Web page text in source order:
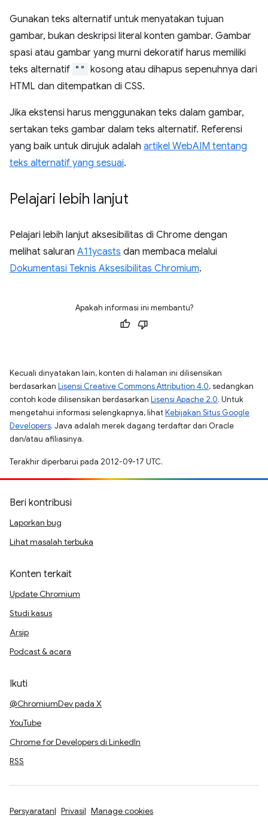
Gunakan teks alternatif untuk menyatakan tujuan
gambar, bukan deskripsi literal konten gambar. Gambar
spasi atau gambar yang murni dekoratif harus memiliki
teks alternatif "" kosong atau dihapus sepenuhnya dari
HTML dan ditempatkan di CSS.
Jika ekstensi harus menggunakan teks dalam gambar,
sertakan teks gambar dalam teks alternatif. Referensi
yang baik untuk dirujuk adalah artikel WebAIM tentang
teks alternatif yang sesuai.
Pelajari lebih lanjut
Pelajari lebih lanjut aksesibilitas di Chrome dengan
melihat saluran A11ycasts dan membaca melalui
Dokumentasi Teknis Aksesibilitas Chromium.
Apakah informasi ini membantu?
Kecuali dinyatakan lain, konten di halaman ini dilisensikan
berdasarkan Lisensi Creative Commons Attribution 4.0, sedangkan
contoh kode dilisensikan berdasarkan Lisensi Apache 2.0. Untuk
mengetahui informasi selengkapnya, lihatKebijakan Situs Google
Developers. Java adalah merek dagang terdaftar dari Oracle
dan/atau afiliasinya.
Terakhir diperbarui pada 2012-09-17 UTC.
Beri kontribusi
Laporkan bug
Lihat masalah terbuka
Konten terkait
Update Chromium
Studi kasus
Arsip
Podcast & acara
Ikuti
@ChromiumDev pada X
YouTube
Chrome for Developers di LinkedIn
RSS
Persyaratan Privasi Manage cookies